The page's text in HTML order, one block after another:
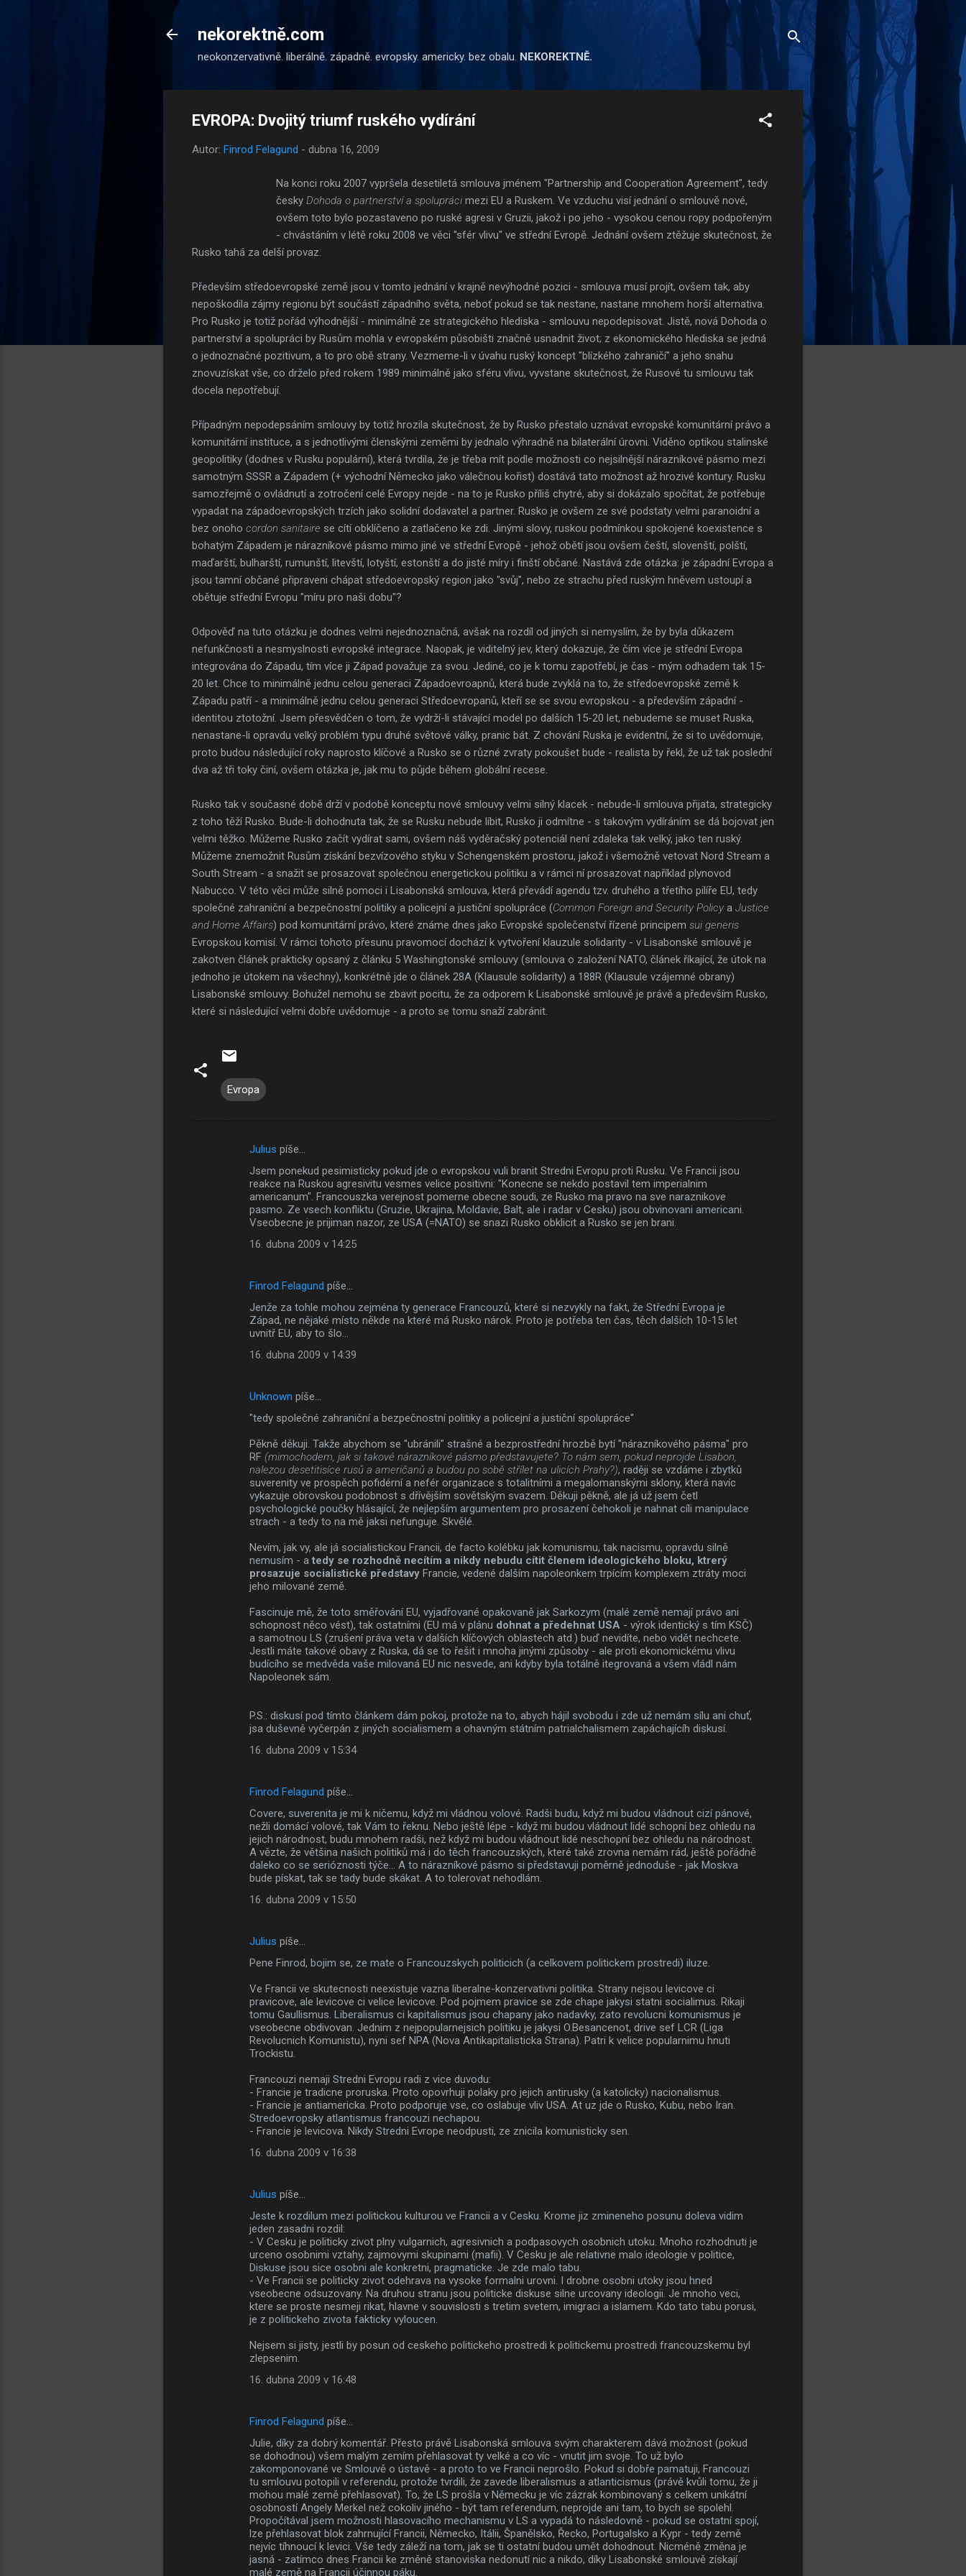
nekorektně.com
neokonzervativně. liberálně. západně. evropsky. americky. bez obalu. NEKOREKTNĚ.
EVROPA: Dvojitý triumf ruského vydírání
Autor: Finrod Felagund - dubna 16, 2009
Na konci roku 2007 vypršela desetiletá smlouva jménem "Partnership and Cooperation Agreement", tedy
česky Dohoda o partnerství a spolupráci mezi EU a Ruskem. Ve vzduchu visí jednání o smlouvě nové,
ovšem toto bylo pozastaveno po ruské agresi v Gruzii, jakož i po jeho - vysokou cenou ropy podpořeným
- chvástáním v létě roku 2008 ve věci "sfér vlivu" ve střední Evropě. Jednání ovšem ztěžuje skutečnost, že
Rusko tahá za delší provaz.
Především středoevropské země jsou v tomto jednání v krajně nevýhodné pozici - smlouva musí projít, ovšem tak, aby
nepoškodila zájmy regionu být součástí západního světa, neboť pokud se tak nestane, nastane mnohem horší alternativa.
Pro Rusko je totiž pořád výhodnější - minimálně ze strategického hlediska - smlouvu nepodepisovat. Jistě, nová Dohoda o
partnerství a spolupráci by Rusům mohla v evropském působišti značně usnadnit život; z ekonomického hlediska se jedná
o jednoznačné pozitivum, a to pro obě strany. Vezmeme-li v úvahu ruský koncept "blízkého zahraničí" a jeho snahu
znovuzískat vše, co drželo před rokem 1989 minimálně jako sféru vlivu, vyvstane skutečnost, že Rusové tu smlouvu tak
docela nepotřebují.
Případným nepodepsáním smlouvy by totiž hrozila skutečnost, že by Rusko přestalo uznávat evropské komunitární právo a
komunitární instituce, a s jednotlivými členskými zeměmi by jednalo výhradně na bilaterální úrovni. Viděno optikou stalinské
geopolitiky (dodnes v Rusku populární), která tvrdila, že je třeba mít podle možnosti co nejsilnější nárazníkové pásmo mezi
samotným SSSR a Západem (+ východní Německo jako válečnou kořist) dostává tato možnost až hrozivé kontury. Rusku
samozřejmě o ovládnutí a zotročení celé Evropy nejde - na to je Rusko příliš chytré, aby si dokázalo spočítat, že potřebuje
vypadat na západoevropských trzích jako solidní dodavatel a partner. Rusko je ovšem ze své podstaty velmi paranoidní a
bez onoho cordon sanitaire se cítí obklíčeno a zatlačeno ke zdi. Jinými slovy, ruskou podmínkou spokojené koexistence s
bohatým Západem je nárazníkové pásmo mimo jiné ve střední Evropě - jehož obětí jsou ovšem čeští, slovenští, polští,
maďarští, bulharští, rumunští, litevští, lotyští, estonští a do jisté míry i finští občané. Nastává zde otázka: je západní Evropa a
jsou tamní občané připraveni chápat středoevropský region jako "svůj", nebo ze strachu před ruským hněvem ustoupí a
obětuje střední Evropu "míru pro naši dobu"?
Odpověď na tuto otázku je dodnes velmi nejednoznačná, avšak na rozdíl od jiných si nemyslím, že by byla důkazem
nefunkčnosti a nesmyslnosti evropské integrace. Naopak, je viditelný jev, který dokazuje, že čím více je střední Evropa
integrována do Západu, tím více ji Západ považuje za svou. Jediné, co je k tomu zapotřebí, je čas - mým odhadem tak 15-
20 let. Chce to minimálně jednu celou generaci Západoevroapnů, která bude zvyklá na to, že středoevropské země k
Západu patří - a minimálně jednu celou generaci Středoevropanů, kteří se se svou evropskou - a především západní -
identitou ztotožní. Jsem přesvědčen o tom, že vydrží-li stávající model po dalších 15-20 let, nebudeme se muset Ruska,
nenastane-li opravdu velký problém typu druhé světové války, pranic bát. Z chování Ruska je evidentní, že si to uvědomuje,
proto budou následující roky naprosto klíčové a Rusko se o různé zvraty pokoušet bude - realista by řekl, že už tak poslední
dva až tři toky činí, ovšem otázka je, jak mu to půjde během globální recese.
Rusko tak v současné době drží v podobě konceptu nové smlouvy velmi silný klacek - nebude-li smlouva přijata, strategicky
z toho těží Rusko. Bude-li dohodnuta tak, že se Rusku nebude líbit, Rusko ji odmítne - s takovým vydíráním se dá bojovat jen
velmi těžko. Můžeme Rusko začít vydírat sami, ovšem náš vyděračský potenciál není zdaleka tak velký, jako ten ruský.
Můžeme znemožnit Rusům získání bezvízového styku v Schengenském prostoru, jakož i všemožně vetovat Nord Stream a
South Stream - a snažit se prosazovat společnou energetickou politiku a v rámci ní prosazovat například plynovod
Nabucco. V této věci může silně pomoci i Lisabonská smlouva, která převádí agendu tzv. druhého a třetího pilíře EU, tedy
společné zahraniční a bezpečnostní politiky a policejní a justiční spolupráce (Common Foreign and Security Policy a Justice
and Home Affairs) pod komunitární právo, které známe dnes jako Evropské společenství řízené principem sui generis
Evropskou komisí. V rámci tohoto přesunu pravomocí dochází k vytvoření klauzule solidarity - v Lisabonské smlouvě je
zakotven článek prakticky opsaný z článku 5 Washingtonské smlouvy (smlouva o založení NATO, článek říkající, že útok na
jednoho je útokem na všechny), konkrétně jde o článek 28A (Klausule solidarity) a 188R (Klausule vzájemné obrany)
Lisabonské smlouvy. Bohužel nemohu se zbavit pocitu, že za odporem k Lisabonské smlouvě je právě a především Rusko,
které si následující velmi dobře uvědomuje - a proto se tomu snaží zabránit.
Evropa
Julius píše…
Jsem ponekud pesimisticky pokud jde o evropskou vuli branit Stredni Evropu proti Rusku. Ve Francii jsou
reakce na Ruskou agresivitu vesmes velice positivni: "Konecne se nekdo postavil tem imperialnim
americanum". Francouszka verejnost pomerne obecne soudi, ze Rusko ma pravo na sve naraznikove
pasmo. Ze vsech konfliktu (Gruzie, Ukrajina, Moldavie, Balt, ale i radar v Cesku) jsou obvinovani americani.
Vseobecne je prijiman nazor, ze USA (=NATO) se snazi Rusko obklicit a Rusko se jen brani.
16. dubna 2009 v 14:25
Finrod Felagund píše…
Jenže za tohle mohou zejména ty generace Francouzů, které si nezvykly na fakt, že Střední Evropa je
Západ, ne nějaké místo někde na které má Rusko nárok. Proto je potřeba ten čas, těch dalších 10-15 let
uvnitř EU, aby to šlo...
16. dubna 2009 v 14:39
Unknown píše…
"tedy společné zahraniční a bezpečnostní politiky a policejní a justiční spolupráce"
Pěkně děkuji. Takže abychom se "ubránili" strašné a bezprostřední hrozbě bytí "nárazníkového pásma" pro
RF (mimochodem, jak si takové nárazníkové pásmo představujete? To nám sem, pokud neprojde Lisabon,
nalezou desetitisíce rusů a američanů a budou po sobě střílet na ulicích Prahy?), raději se vzdáme i zbytků
suverenity ve prospěch pofidérní a nefér organizace s totalitními a megalomanskými sklony, která navíc
vykazuje obrovskou podobnost s dřívějším sovětským svazem. Děkuji pěkně, ale já už jsem četl
psychologické poučky hlásající, že nejlepším argumentem pro prosazení čehokoli je nahnat cíli manipulace
strach - a tedy to na mě jaksi nefunguje. Skvělé.
Nevím, jak vy, ale já socialistickou Francii, de facto kolébku jak komunismu, tak nacismu, opravdu silně
nemusím - a tedy se rozhodně necítím a nikdy nebudu cítit členem ideologického bloku, ktrerý
prosazuje socialistické představy Francie, vedené dalším napoleonkem trpícím komplexem ztráty moci
jeho milované země.
Fascinuje mě, že toto směřování EU, vyjadřované opakovaně jak Sarkozym (malé země nemají právo ani
schopnost něco vést), tak ostatními (EU má v plánu dohnat a předehnat USA - výrok identický s tím KSČ)
a samotnou LS (zrušení práva veta v dalších klíčových oblastech atd.) buď nevidíte, nebo vidět nechcete.
Jestli máte takové obavy z Ruska, dá se to řešit i mnoha jinými způsoby - ale proti ekonomickému vlivu
budícího se medvěda vaše milovaná EU nic nesvede, ani kdyby byla totálně itegrovaná a všem vládl nám
Napoleonek sám.
P.S.: diskusí pod tímto článkem dám pokoj, protože na to, abych hájil svobodu i zde už nemám sílu ani chuť,
jsa duševně vyčerpán z jiných socialismem a ohavným státním patrialchalismem zapáchajícíh diskusí.
16. dubna 2009 v 15:34
Finrod Felagund píše…
Covere, suverenita je mi k ničemu, když mi vládnou volové. Radši budu, když mi budou vládnout cizí pánové,
nežli domácí volové, tak Vám to řeknu. Nebo ještě lépe - když mi budou vládnout lidé schopní bez ohledu na
jejich národnost, budu mnohem radši, než když mi budou vládnout lidé neschopní bez ohledu na národnost.
A vězte, že většina našich politiků má i do těch francouzských, které také zrovna nemám rád, ještě pořádně
daleko co se serióznosti týče... A to nárazníkové pásmo si představuji poměrně jednoduše - jak Moskva
bude pískat, tak se tady bude skákat. A to tolerovat nehodlám.
16. dubna 2009 v 15:50
Julius píše…
Pene Finrod, bojim se, ze mate o Francouzskych politicich (a celkovem politickem prostredi) iluze.
Ve Francii ve skutecnosti neexistuje vazna liberalne-konzervativni politika. Strany nejsou levicove ci
pravicove, ale levicove ci velice levicove. Pod pojmem pravice se zde chape jakysi statni socialimus. Rikaji
tomu Gaullismus. Liberalismus ci kapitalismus jsou chapany jako nadavky, zato revolucni komunismus je
vseobecne obdivovan. Jednim z nejpopularnejsich politiku je jakysi O.Besancenot, drive sef LCR (Liga
Revolucnich Komunistu), nyni sef NPA (Nova Antikapitalisticka Strana). Patri k velice popularnimu hnuti
Trockistu.
Francouzi nemaji Stredni Evropu radi z vice duvodu:
- Francie je tradicne proruska. Proto opovrhuji polaky pro jejich antirusky (a katolicky) nacionalismus.
- Francie je antiamericka. Proto podporuje vse, co oslabuje vliv USA. At uz jde o Rusko, Kubu, nebo Iran.
Stredoevropsky atlantismus francouzi nechapou.
- Francie je levicova. Nikdy Stredni Evrope neodpusti, ze znicila komunisticky sen.
16. dubna 2009 v 16:38
Julius píše…
Jeste k rozdilum mezi politickou kulturou ve Francii a v Cesku. Krome jiz zmineneho posunu doleva vidim
jeden zasadni rozdil:
- V Cesku je politicky zivot plny vulgarnich, agresivnich a podpasovych osobnich utoku. Mnoho rozhodnuti je
urceno osobnimi vztahy, zajmovymi skupinami (mafii). V Cesku je ale relativne malo ideologie v politice,
Diskuse jsou sice osobni ale konkretni, pragmaticke. Je zde malo tabu.
- Ve Francii se politicky zivot odehrava na vysoke formalni urovni. I drobne osobni utoky jsou hned
vseobecne odsuzovany. Na druhou stranu jsou politicke diskuse silne urcovany ideologii. Je mnoho veci,
ktere se proste nesmeji rikat, hlavne v souvislosti s tretim svetem, imigraci a islamem. Kdo tato tabu porusi,
je z politickeho zivota fakticky vyloucen.
Nejsem si jisty, jestli by posun od ceskeho politickeho prostredi k politickemu prostredi francouzskemu byl
zlepsenim.
16. dubna 2009 v 16:48
Finrod Felagund píše…
Julie, díky za dobrý komentář. Přesto právě Lisabonská smlouva svým charakterem dává možnost (pokud
se dohodnou) všem malým zemím přehlasovat ty velké a co víc - vnutit jim svoje. To už bylo
zakomponované ve Smlouvě o ústavě - a proto to ve Francii neprošlo. Pokud si dobře pamatuji, Francouzi
tu smlouvu potopili v referendu, protože tvrdili, že zavede liberalismus a atlanticismus (právě kvůli tomu, že ji
mohou malé země přehlasovat). To, že LS prošla v Německu je víc zázrak kombinovaný s celkem unikátní
osobností Angely Merkel než cokoliv jiného - být tam referendum, neprojde ani tam, to bych se spolehl.
Propočítával jsem možnosti hlasovacího mechanismu v LS a vypadá to následovně - pokud se ostatní spojí,
lze přehlasovat blok zahrnující Francii, Německo, Itálii, Španělsko, Řecko, Portugalsko a Kypr - tedy země
nejvíc tíhnoucí k levici. Vše tedy záleží na tom, jak se ti ostatní budou umět dohodnout. Nicméně změna je
jasná - zatímco dnes Francii ke změně stanoviska nedonutí nic a nikdo, díky Lisabonské smlouvě získají
malé země na Francii účinnou páku.